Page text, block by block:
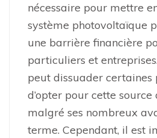
nécessaire pour mettre
système photovoltaïque
une barrière financière
particuliers et
peut dissuader certaines
d’opter pour cette source
malgré ses nombreux
terme. Cependant, il est